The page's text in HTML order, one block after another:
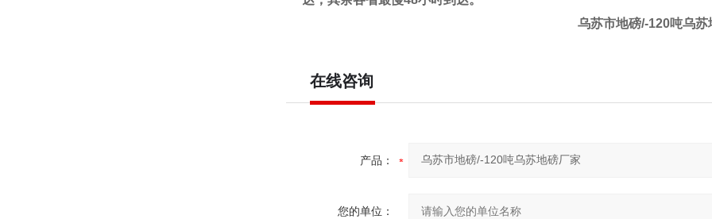
乌苏市地磅/-120吨乌苏
在线咨询
产品：
您的单位：